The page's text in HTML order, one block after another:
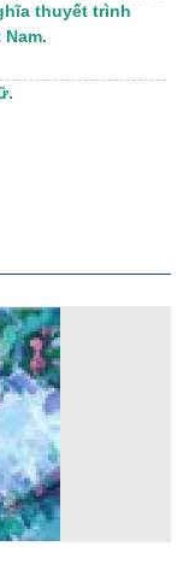
thuyết trình